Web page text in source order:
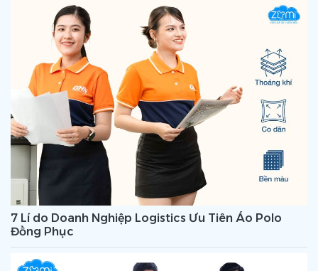
7 Lí do Doanh Nghiệp Logistics Ưu Tiên Áo Polo
Đồng Phục